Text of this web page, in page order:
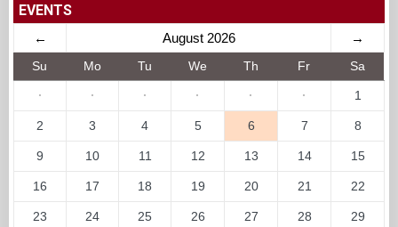
EVENTS
← August 2026 →
Su Mo Tu We Th Fr Sa
· · · · · · 1
2 3 4 5 6 7 8
9 10 11 12 13 14 15
16 17 18 19 20 21 22
23 24 25 26 27 28 29